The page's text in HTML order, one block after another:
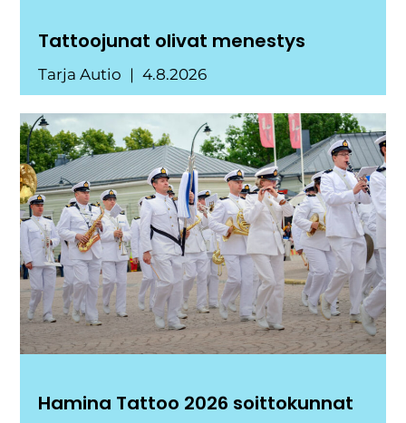
Tattoojunat olivat menestys
Tarja Autio 4.8.2026
Hamina Tattoo 2026 soittokunnat